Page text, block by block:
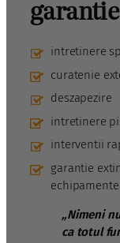
intretinere
curatenie
deszapezire
intretinere
interventii
garantie
„Nimeni
ca totul